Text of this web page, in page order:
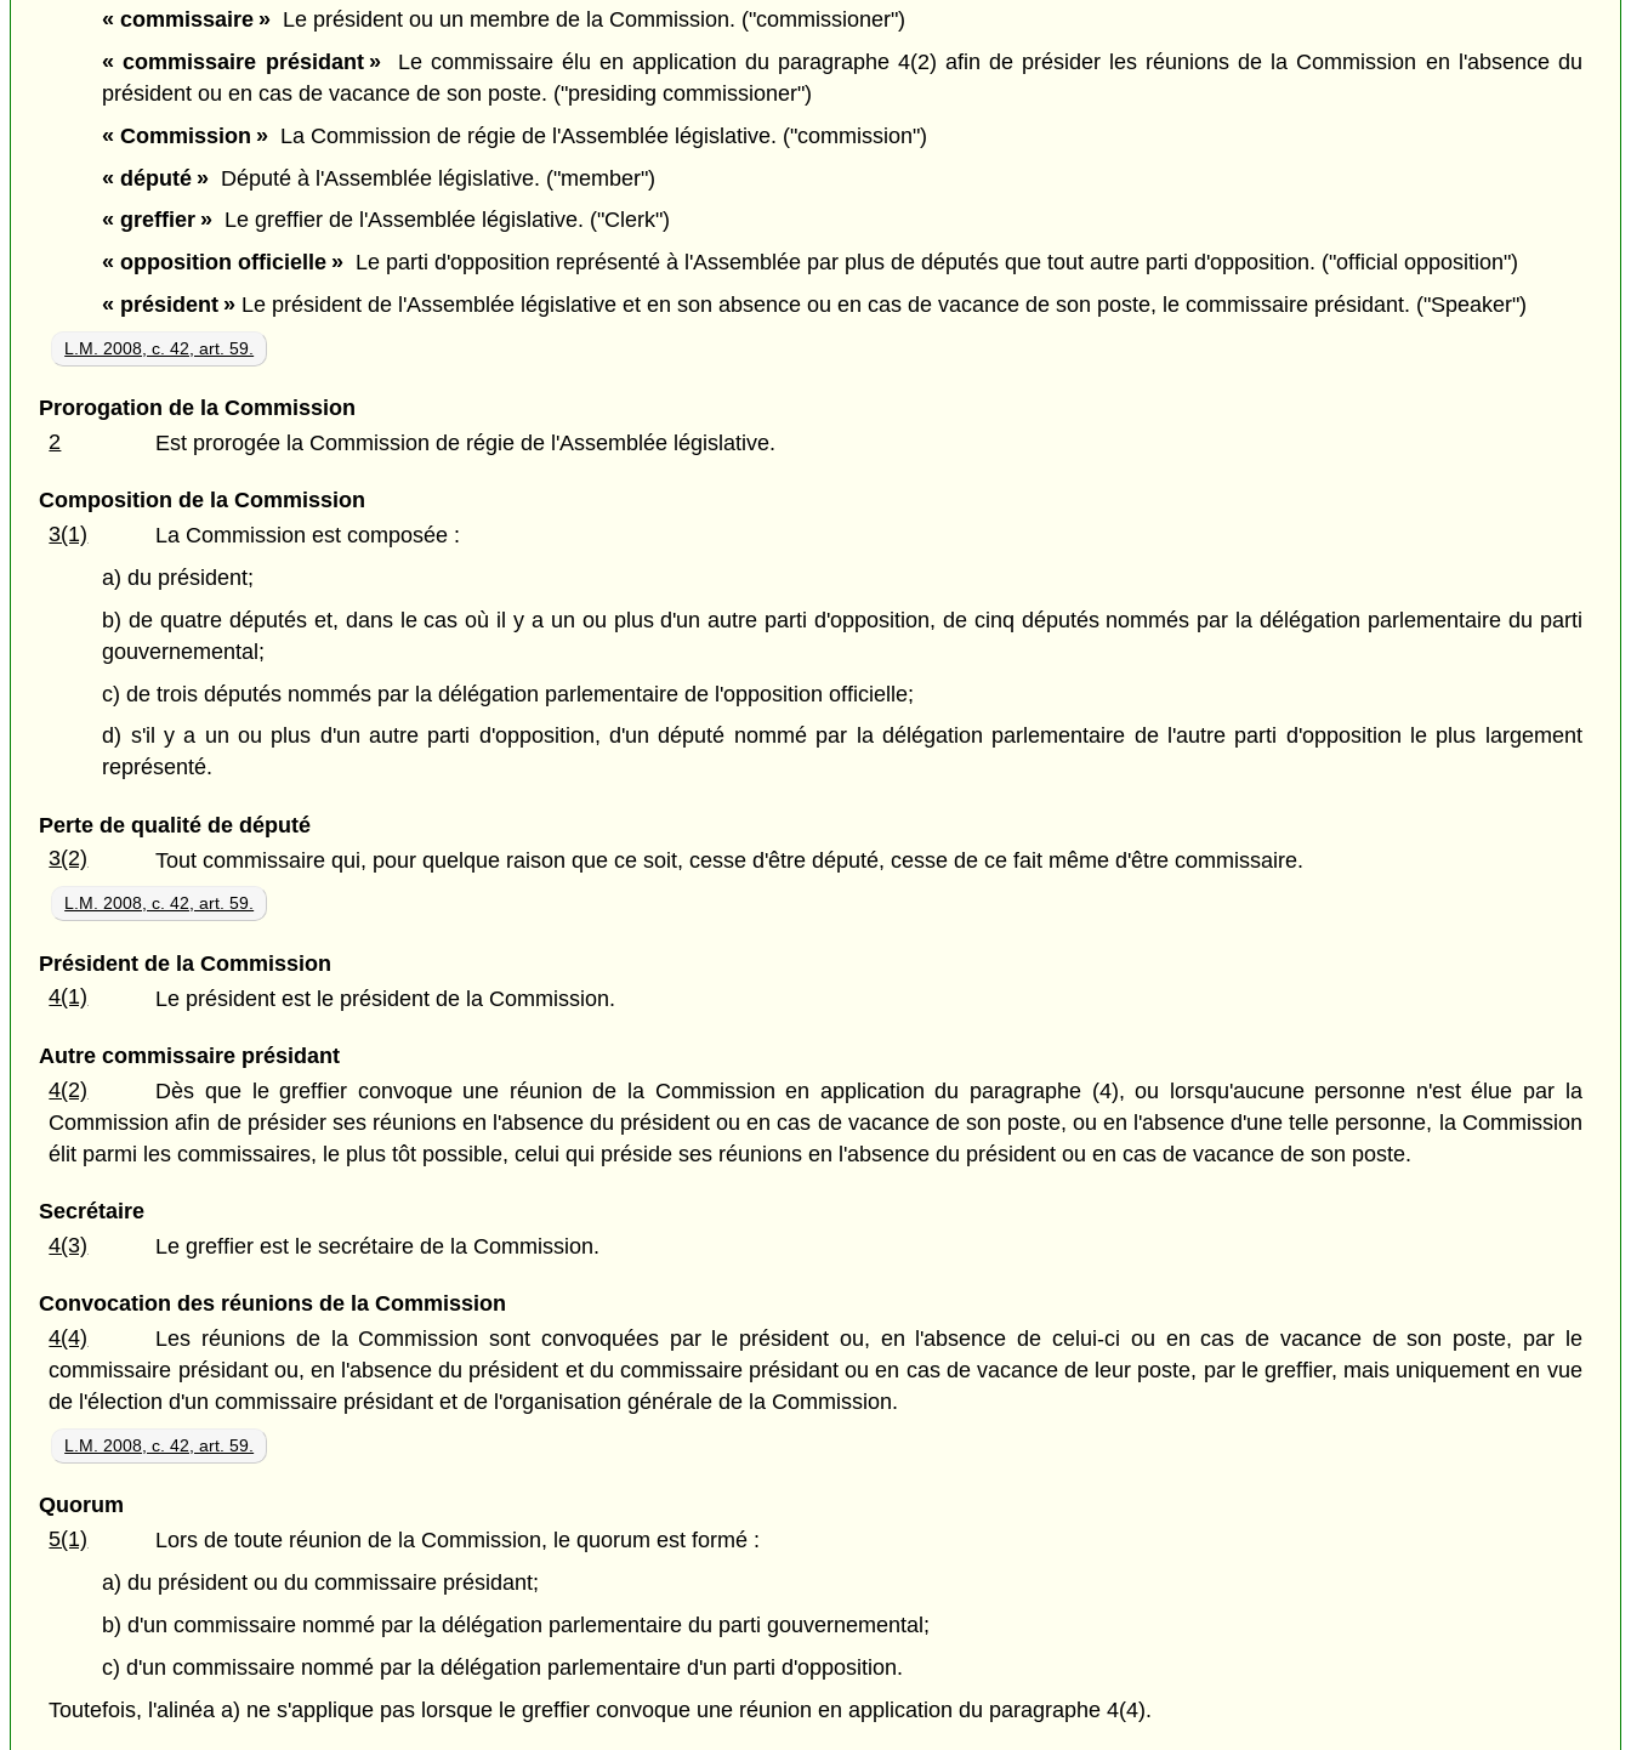
« commissaire » Le président ou un membre de la Commission. ("commissioner")
« commissaire présidant »Le commissaire élu en application du paragraphe 4(2) afin de présider les réunions de la Commission en l'absence du
président ou en cas de vacance de son poste. ("presiding commissioner")
« Commission » La Commission de régie de l'Assemblée législative. ("commission")
« député » Député à l'Assemblée législative. ("member")
« greffier » Le greffier de l'Assemblée législative. ("Clerk")
« opposition officielle » Le parti d'opposition représenté à l'Assemblée par plus de députés que tout autre parti d'opposition. ("official opposition")
« président » Le président de l'Assemblée législative et en son absence ou en cas de vacance de son poste, le commissaire présidant. ("Speaker")
L.M. 2008, c. 42, art. 59.
Prorogation de la Commission
2
Est prorogée la Commission de régie de l'Assemblée législative.
Composition de la Commission
3(1)
La Commission est composée :
a) du président;
b) de quatre députés et, dans le cas où il y a un ou plus d'un autre parti d'opposition, de cinq députés nommés par la délégation parlementaire du parti
gouvernemental;
c) de trois députés nommés par la délégation parlementaire de l'opposition officielle;
d) s'il y a un ou plus d'un autre parti d'opposition, d'un député nommé par la délégation parlementaire de l'autre parti d'opposition le plus largement
représenté.
Perte de qualité de député
3(2)
Tout commissaire qui, pour quelque raison que ce soit, cesse d'être député, cesse de ce fait même d'être commissaire.
L.M. 2008, c. 42, art. 59.
Président de la Commission
4(1)
Le président est le président de la Commission.
Autre commissaire présidant
4(2)
Dès que le greffier convoque une réunion de la Commission en application du paragraphe (4), ou lorsqu'aucune personne n'est élue par la
Commission afin de présider ses réunions en l'absence du président ou en cas de vacance de son poste, ou en l'absence d'une telle personne, la Commission
élit parmi les commissaires, le plus tôt possible, celui qui préside ses réunions en l'absence du président ou en cas de vacance de son poste.
Secrétaire
4(3)
Le greffier est le secrétaire de la Commission.
Convocation des réunions de la Commission
4(4)
Les réunions de la Commission sont convoquées par le président ou, en l'absence de celui-ci ou en cas de vacance de son poste, par le
commissaire présidant ou, en l'absence du président et du commissaire présidant ou en cas de vacance de leur poste, par le greffier, mais uniquement en vue
de l'élection d'un commissaire présidant et de l'organisation générale de la Commission.
L.M. 2008, c. 42, art. 59.
Quorum
5(1)
Lors de toute réunion de la Commission, le quorum est formé :
a) du président ou du commissaire présidant;
b) d'un commissaire nommé par la délégation parlementaire du parti gouvernemental;
c) d'un commissaire nommé par la délégation parlementaire d'un parti d'opposition.
Toutefois, l'alinéa a) ne s'applique pas lorsque le greffier convoque une réunion en application du paragraphe 4(4).